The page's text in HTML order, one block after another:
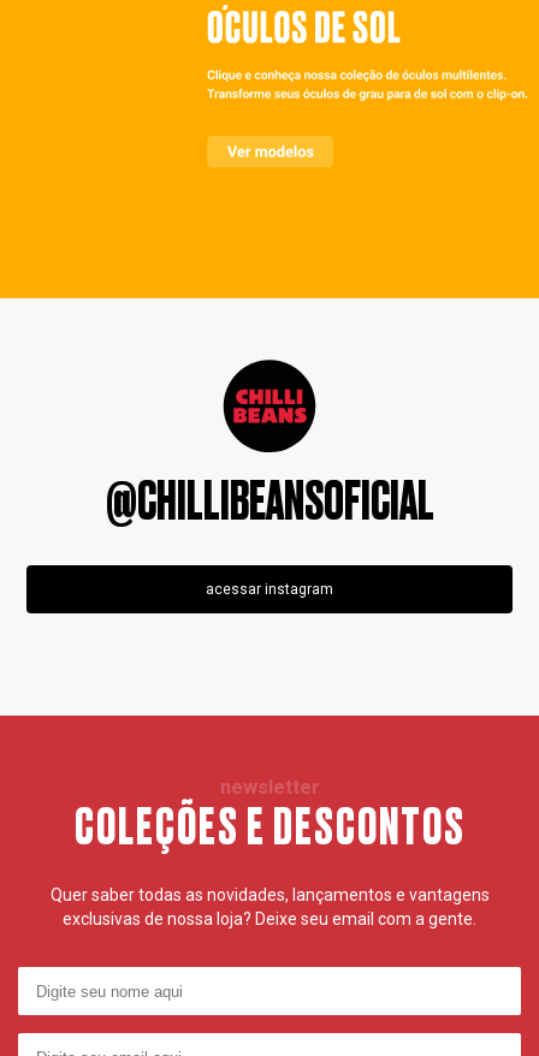
@CHILLIBEANSOFICIAL
acessar instagram
newsletter
COLEÇÕES E DESCONTOS
Quer saber todas as novidades, lançamentos e vantagens
exclusivas de nossa loja? Deixe seu email com a gente.